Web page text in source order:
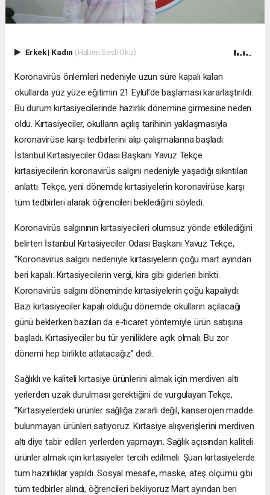
Erkek| Kadın (Haberi Sesli Oku)
Koronavirüs önlemleri nedeniyle uzun süre kapalı kalan
okullarda yüz yüze eğitimin 21 Eylül’de başlaması kararlaştırıldı.
Bu durum kırtasiyecilerinde hazırlık dönemine girmesine neden
oldu. Kırtasiyeciler, okulların açılış tarihinin yaklaşmasıyla
koronavirüse karşı tedbirlerini alıp çalışmalarına başladı.
İstanbul Kırtasiyeciler Odası Başkanı Yavuz Tekçe
kırtasiyecilerin koronavirüs salgını nedeniyle yaşadığı sıkıntıları
anlattı. Tekçe, yeni dönemde kırtasiyelerin koronavirüse karşı
tüm tedbirleri alarak öğrencileri beklediğini söyledi.
Koronavirüs salgınının kırtasiyecileri olumsuz yönde etkilediğini
belirten İstanbul Kırtasiyeciler Odası Başkanı Yavuz Tekçe,
’’Koronavirüs salgını nedeniyle kırtasiyelerin çoğu mart ayından
beri kapalı. Kırtasiyecilerin vergi, kira gibi giderleri birikti.
Koronavirüs salgını döneminde kırtasiyelerin çoğu kapalıydı.
Bazı kırtasiyeciler kapalı olduğu dönemde okulların açılacağı
günü beklerken bazıları da e-ticaret yöntemiyle ürün satışına
başladı. Kırtasiyeciler bu tür yeniliklere açık olmalı. Bu zor
dönemi hep birlikte atlatacağız’’ dedi.
Sağlıklı ve kaliteli kırtasiye ürünlerini almak için merdiven altı
yerlerden uzak durulması gerektiğini de vurgulayan Tekçe,
’’Kırtasiyelerdeki ürünler sağlığa zararlı değil, kanserojen madde
bulunmayan ürünleri satıyoruz. Kırtasiye alışverişlerini merdiven
altı diye tabir edilen yerlerden yapmayın. Sağlık açısından kaliteli
ürünler almak için kırtasiyeler tercih edilmeli. Şuan kırtasiyelerde
tüm hazırlıklar yapıldı. Sosyal mesafe, maske, ateş ölçümü gibi
tüm tedbirler alındı, öğrencileri bekliyoruz Mart ayından beri